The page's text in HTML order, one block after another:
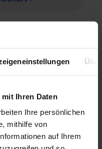
Ihren Daten
Ihre persönlichen
mithilfe von
auf Ihrem
Dividendenrendite
erhalten willst, so ist
Wenn dieser Wert
Natürlich
4,1 %
vielleicht 4,2 %. Aber
Optimieren kann